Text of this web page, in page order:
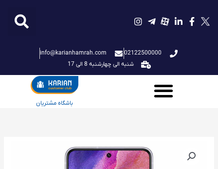
محتوا
02122500000
info@karianhamrah.com
شنبه الی چهارشنبه 8 الی 17
باشگاه مشتریان